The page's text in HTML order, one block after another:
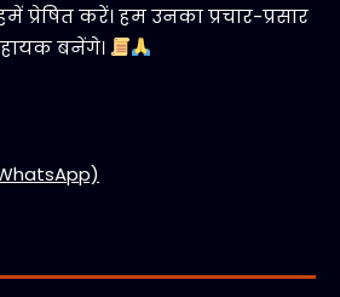
प्रेषित करें। हम उनका प्रचार-प्रसार
बनेंगे।